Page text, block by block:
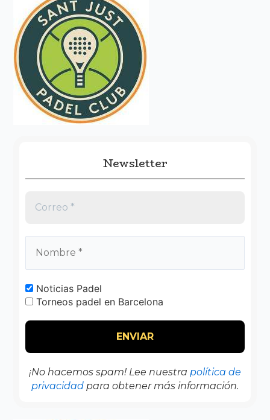
a
r
p
o
Newsletter
Noticias Padel
Torneos padel en Barcelona
¡No hacemos spam! Lee nuestra política de
privacidad para obtener más información.